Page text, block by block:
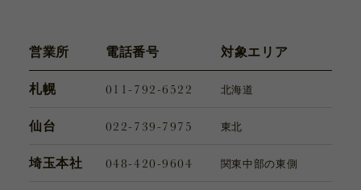
サポート動画
営業所 電話番号 対象エリア
札幌 011-792-6522 北海道
仙台 022-739-7975 東北
埼玉本社 048-420-9604 関東中部の東側